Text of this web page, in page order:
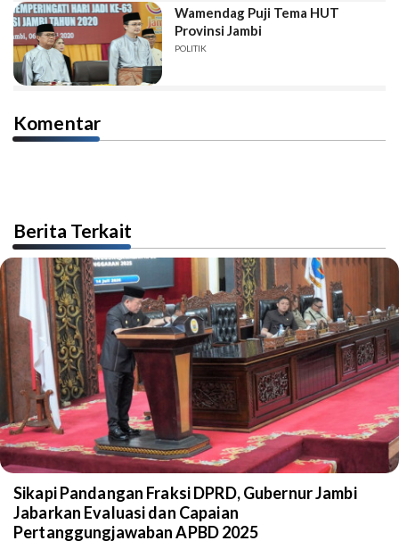
Wamendag Puji Tema HUT
Provinsi Jambi
POLITIK
Komentar
Berita Terkait
Sikapi Pandangan Fraksi DPRD, Gubernur Jambi
Jabarkan Evaluasi dan Capaian
Pertanggungjawaban APBD 2025